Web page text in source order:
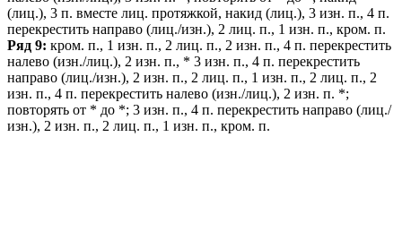
(лиц.), 3 п. вместе лиц. протяжкой, накид (лиц.), 3 изн. п., 4 п.
перекрестить направо (лиц./изн.), 2 лиц. п., 1 изн. п., кром. п.
Ряд 9: кром. п., 1 изн. п., 2 лиц. п., 2 изн. п., 4 п. перекрестить
налево (изн./лиц.), 2 изн. п., * 3 изн. п., 4 п. перекрестить
направо (лиц./изн.), 2 изн. п., 2 лиц. п., 1 изн. п., 2 лиц. п., 2
изн. п., 4 п. перекрестить налево (изн./лиц.), 2 изн. п. *;
повторять от * до *; 3 изн. п., 4 п. перекрестить направо (лиц./
изн.), 2 изн. п., 2 лиц. п., 1 изн. п., кром. п.